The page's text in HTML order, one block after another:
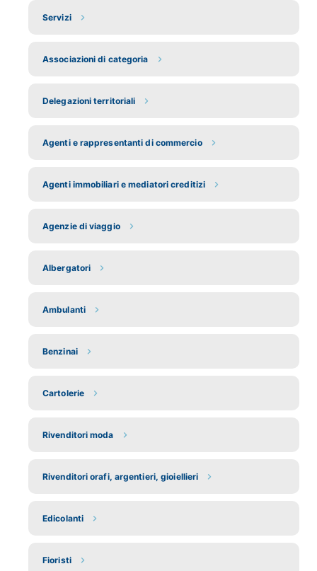
Servizi
Associazioni di categoria
Delegazioni territoriali
Agenti e rappresentanti di commercio
Agenti immobiliari e mediatori creditizi
Agenzie di viaggio
Albergatori
Ambulanti
Benzinai
Cartolerie
Rivenditori moda
Rivenditori orafi, argentieri, gioiellieri
Edicolanti
Fioristi